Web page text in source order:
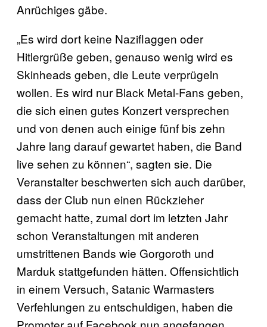
Anrüchiges gäbe.
„Es wird dort keine Naziflaggen oder
Hitlergrüße geben, genauso wenig wird es
Skinheads geben, die Leute verprügeln
wollen. Es wird nur Black Metal-Fans geben,
die sich einen gutes Konzert versprechen
und von denen auch einige fünf bis zehn
Jahre lang darauf gewartet haben, die Band
live sehen zu können“, sagten sie. Die
Veranstalter beschwerten sich auch darüber,
dass der Club nun einen Rückzieher
gemacht hatte, zumal dort im letzten Jahr
schon Veranstaltungen mit anderen
umstrittenen Bands wie Gorgoroth und
Marduk stattgefunden hätten. Offensichtlich
in einem Versuch, Satanic Warmasters
Verfehlungen zu entschuldigen, haben die